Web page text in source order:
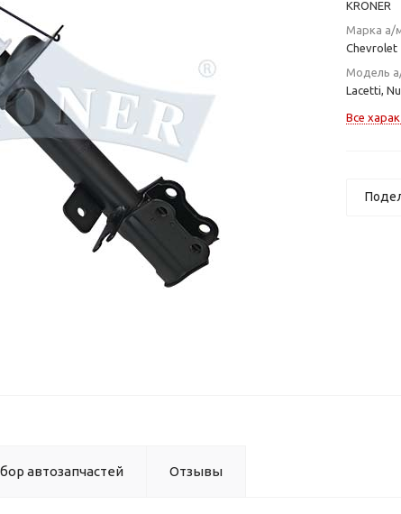
KRONER
Марка а/
Chevrolet
Модель
Lacetti,
Все
автозапчастей Отзывы